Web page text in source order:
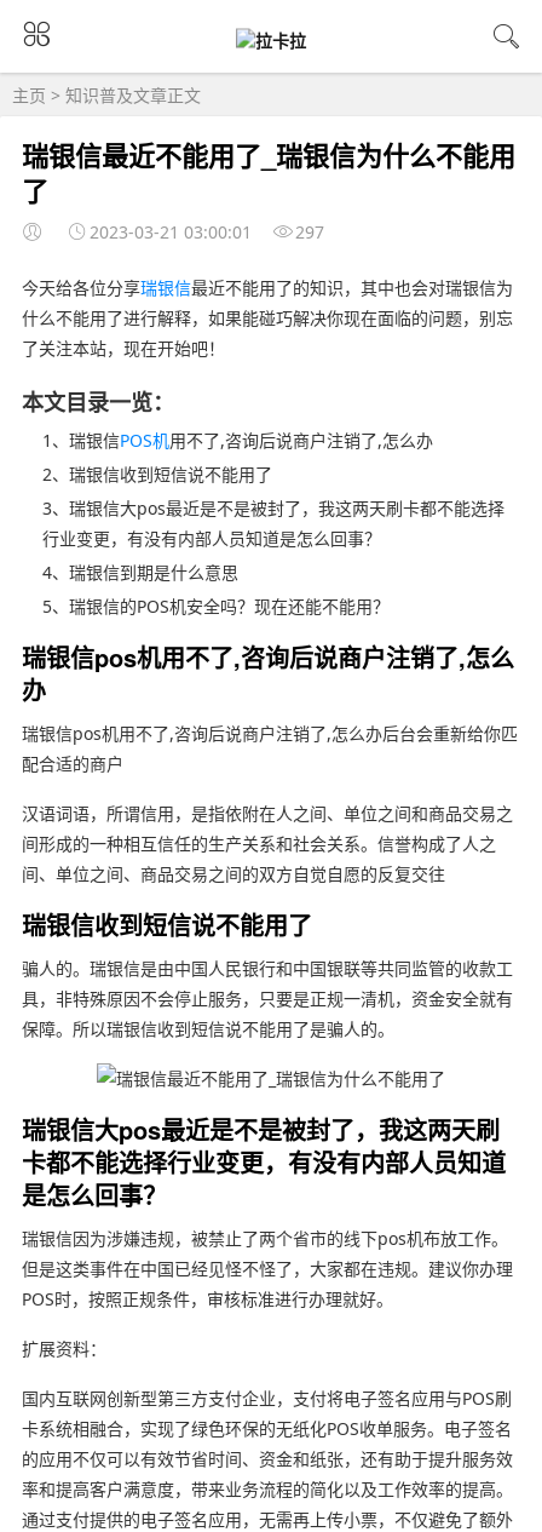
主页 > 知识普及文章正文
瑞银信最近不能用了_瑞银信为什么不能用
了
2023-03-21 03:00:01 297
今天给各位分享瑞银信最近不能用了的知识，其中也会对瑞银信为
什么不能用了进行解释，如果能碰巧解决你现在面临的问题，别忘
了关注本站，现在开始吧！
本文目录一览：
1、瑞银信POS机用不了,咨询后说商户注销了,怎么办
2、瑞银信收到短信说不能用了
3、瑞银信大pos最近是不是被封了，我这两天刷卡都不能选择
行业变更，有没有内部人员知道是怎么回事？
4、瑞银信到期是什么意思
5、瑞银信的POS机安全吗？现在还能不能用？
瑞银信pos机用不了,咨询后说商户注销了,怎么
办
瑞银信pos机用不了,咨询后说商户注销了,怎么办后台会重新给你匹
配合适的商户
汉语词语，所谓信用，是指依附在人之间、单位之间和商品交易之
间形成的一种相互信任的生产关系和社会关系。信誉构成了人之
间、单位之间、商品交易之间的双方自觉自愿的反复交往
瑞银信收到短信说不能用了
骗人的。瑞银信是由中国人民银行和中国银联等共同监管的收款工
具，非特殊原因不会停止服务，只要是正规一清机，资金安全就有
保障。所以瑞银信收到短信说不能用了是骗人的。
瑞银信大pos最近是不是被封了，我这两天刷
卡都不能选择行业变更，有没有内部人员知道
是怎么回事？
瑞银信因为涉嫌违规，被禁止了两个省市的线下pos机布放工作。
但是这类事件在中国已经见怪不怪了，大家都在违规。建议你办理
POS时，按照正规条件，审核标准进行办理就好。
扩展资料：
国内互联网创新型第三方支付企业，支付将电子签名应用与POS刷
卡系统相融合，实现了绿色环保的无纸化POS收单服务。电子签名
的应用不仅可以有效节省时间、资金和纸张，还有助于提升服务效
率和提高客户满意度，带来业务流程的简化以及工作效率的提高。
通过支付提供的电子签名应用，无需再上传小票，不仅避免了额外